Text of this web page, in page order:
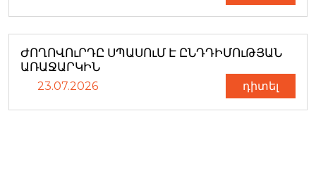
ԺՈՂՈՎՈւՐԴԸ ՍՊԱՍՈւՄ Է ԸՆԴԴԻՄՈւԹՅԱՆ
ԱՌԱՋԱՐԿԻՆ
23.07.2026 դիտել